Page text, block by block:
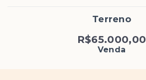
Terreno
R$65.000,00
Venda